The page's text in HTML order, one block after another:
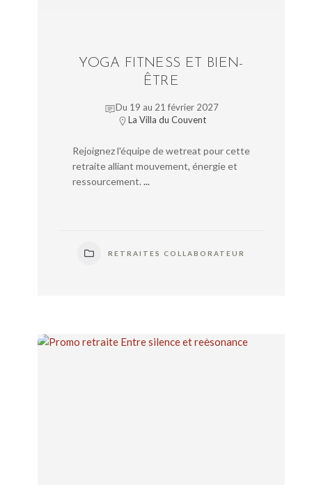
YOGA FITNESS ET BIEN-
ÊTRE
Du 19 au 21 février 2027
La Villa du Couvent
Rejoignez l'équipe de wetreat pour cette
retraite alliant mouvement, énergie et
ressourcement. ...
RETRAITES COLLABORATEUR